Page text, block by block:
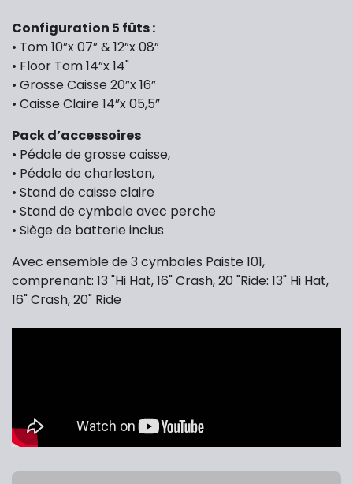
Configuration 5 fûts :
• Tom 10”x 07” & 12”x 08”
• Floor Tom 14”x 14"
• Grosse Caisse 20”x 16”
• Caisse Claire 14”x 05,5”
Pack d’accessoires
• Pédale de grosse caisse,
• Pédale de charleston,
• Stand de caisse claire
• Stand de cymbale avec perche
• Siège de batterie inclus
Avec ensemble de 3 cymbales Paiste 101,
comprenant: 13 "Hi Hat, 16" Crash, 20 "Ride: 13" Hi Hat,
16" Crash, 20" Ride